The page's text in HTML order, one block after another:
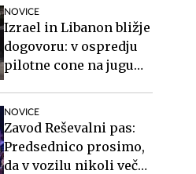
NOVICE
Izrael in Libanon bližje
dogovoru: v ospredju
pilotne cone na jugu
NOVICE
Zavod Reševalni pas:
Predsednico prosimo,
da v vozilu nikoli več